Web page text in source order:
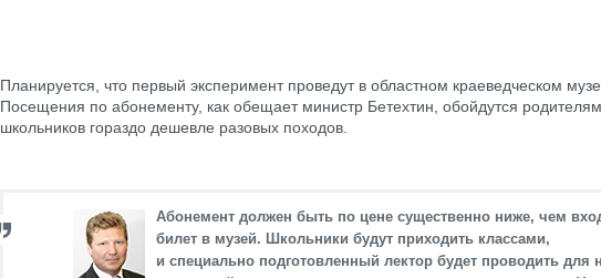
Планируется, что первый эксперимент проведут в областном краеведческом
Посещения по абонементу, как обещает министр Бетехтин, обойдутся родителям
школьников гораздо дешевле разовых походов.
Абонемент должен быть по цене существенно ниже, чем
билет в музей. Школьники будут приходить классами,
и специально подготовленный лектор будет проводить для